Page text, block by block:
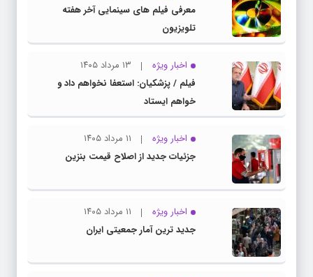
معرفی فیلم های سینمایی آخر هفته
تلویزیون
اخبار ویژه
۱۳ مرداد ۱۴۰۵
فیلم / پزشکیان: استعفا نخواهم داد و
خواهم ایستاد
اخبار ویژه
۱۱ مرداد ۱۴۰۵
جزئیات جدید از اصلاح قیمت بنزین
اخبار ویژه
۱۱ مرداد ۱۴۰۵
جدید ترین آمار جمعیتی ایران